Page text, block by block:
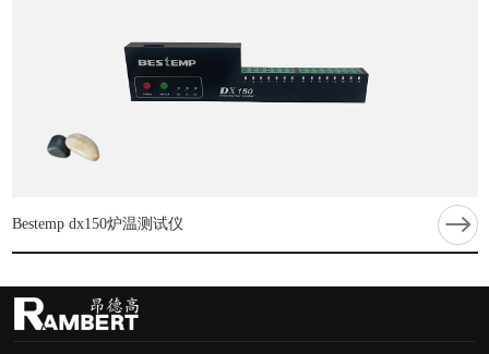
Bestemp dx150炉温测试仪